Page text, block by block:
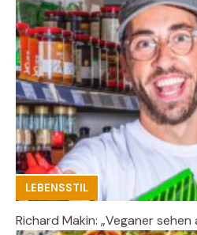
LEBENSSTIL
Richard Makin: „Veganer